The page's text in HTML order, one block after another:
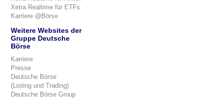
Xetra Realtime für ETFs
Karriere @Börse
Weitere Websites der
Gruppe Deutsche
Börse
Karriere
Presse
Deutsche Börse
(Listing und Trading)
Deutsche Börse Group